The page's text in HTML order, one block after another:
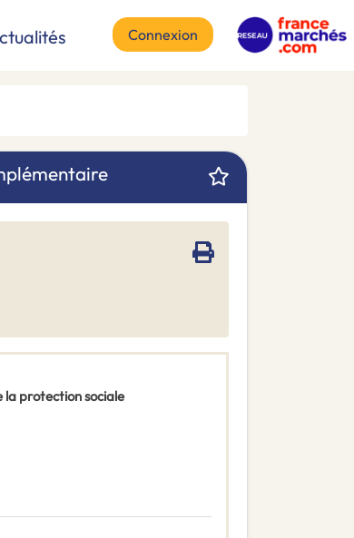
Connexion
la protection sociale